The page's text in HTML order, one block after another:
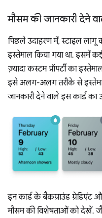
मौसम की जानकारी देने
पिछले उदाहरण में, स्टाइल लागू
इस्तेमाल किया गया था. इसमें
ज़्यादा कस्टम प्रॉपर्टी का
इसे अलग-अलग तरीके से
जानकारी देने वाले इस कार्ड का
इन कार्ड के बैकग्राउंड
मौसम की विशेषताओं को देखें.